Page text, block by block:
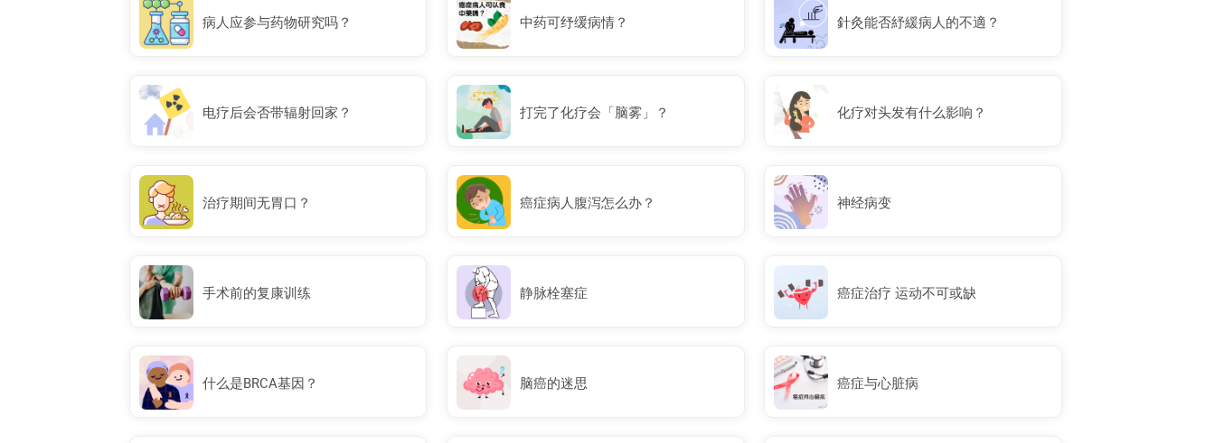
病人应参与药物研究吗？ 中药可纾缓病情？ 針灸能否紓緩病人的不適？
电疗后会否带辐射回家？ 打完了化疗会「脑雾」？ 化疗对头发有什么影响？
治疗期间无胃口？ 癌症病人腹泻怎么办？ 神经病变
手术前的复康训练 静脉栓塞症 癌症治疗 运动不可或缺
什么是BRCA基因？ 脑癌的迷思 癌症与心脏病